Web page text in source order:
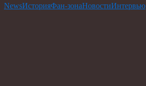
NewsИсторияФан-зонаНовостиИнтервью